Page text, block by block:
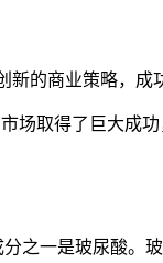
的商业策略，成
场取得了巨大成
之一是玻尿酸。